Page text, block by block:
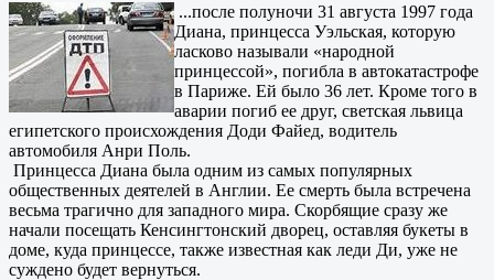
...после полуночи 31 августа 1997 года
Диана, принцесса Уэльская, которую
ласково называли «народной
принцессой», погибла в автокатастрофе
в Париже. Ей было 36 лет. Кроме того в
аварии погиб ее друг, светская львица
египетского происхождения Доди Файед, водитель
автомобиля Анри Поль.
Принцесса Диана была одним из самых популярных
общественных деятелей в Англии. Ее смерть была встречена
весьма трагично для западного мира. Скорбящие сразу же
начали посещать Кенсингтонский дворец, оставляя букеты в
доме, куда принцессе, также известная как леди Ди, уже не
суждено будет вернуться.